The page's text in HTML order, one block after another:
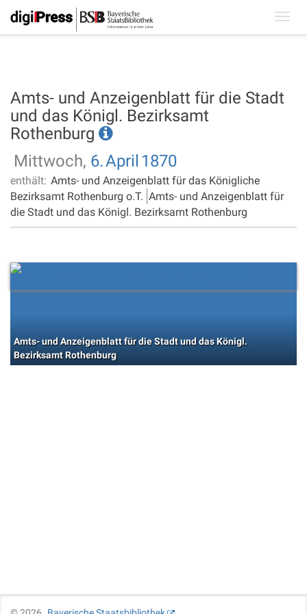
Amts- und Anzeigenblatt für die Stadt
und das Königl. Bezirksamt
Rothenburg
Mittwoch, 6.April 1870
enthält: Amts- und Anzeigenblatt für das Königliche
Bezirksamt Rothenburg o.T. Amts- und Anzeigenblatt für
die Stadt und das Königl. Bezirksamt Rothenburg
Amts- und Anzeigenblatt für die Stadt und das Königl.
Bezirksamt Rothenburg